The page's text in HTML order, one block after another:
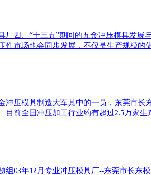
四、“十三五”期间的五金冲压模具发展
市场也会同步发展，不仅是生产规模的
压模具制造大军其中的一员，东莞市
前全国冲压加工行业约有超过2.5万家生
03年12月专业冲压模具厂--东莞市长东